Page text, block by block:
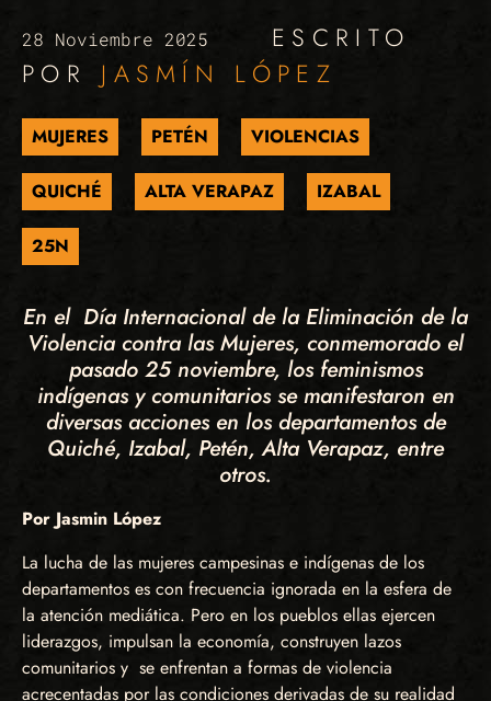
28 Noviembre 2025
ESCRITO
POR JASMÍN LÓPEZ
MUJERES PETÉN VIOLENCIAS
QUICHÉ ALTA VERAPAZ IZABAL
25N
En el Día Internacional de la Eliminación de la
Violencia contra las Mujeres, conmemorado el
pasado 25 noviembre, los feminismos
indígenas y comunitarios se manifestaron en
diversas acciones en los departamentos de
Quiché, Izabal, Petén, Alta Verapaz, entre
otros.
Por Jasmin López
La lucha de las mujeres campesinas e indígenas de los
departamentos es con frecuencia ignorada en la esfera de
la atención mediática. Pero en los pueblos ellas ejercen
liderazgos, impulsan la economía, construyen lazos
comunitarios y se enfrentan a formas de violencia
acrecentadas por las condiciones derivadas de su realidad